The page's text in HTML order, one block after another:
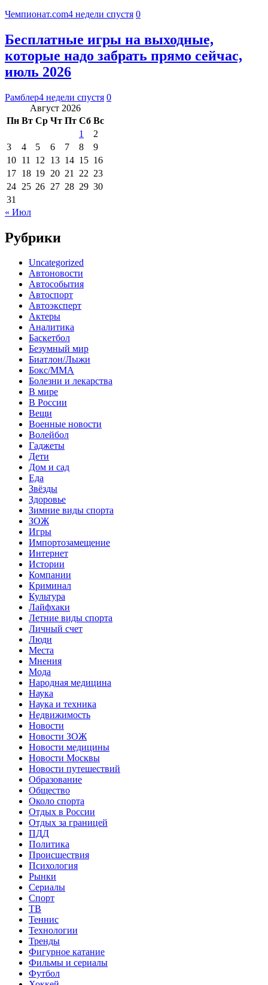
Чемпионат.com4 недели спустя 0
Бесплатные игры на выходные,
которые надо забрать прямо сейчас,
июль 2026
Рамблер4 недели спустя 0
Август 2026
Пн Вт Ср Чт Пт Сб Вс
1
2
3
4 5 6 7 8
9
10 11 12 13 14 15 16
17 18 19 20 21 22 23
24 25 26 27 28 29 30
31
« Июл
Рубрики
Uncategorized
Автоновости
Автособытия
Автоспорт
Автоэксперт
Актеры
Аналитика
Баскетбол
Безумный мир
Биатлон/Лыжи
Бокс/MMA
Болезни и лекарства
В мире
В России
Вещи
Военные новости
Волейбол
Гаджеты
Дети
Дом и сад
Еда
Звёзды
Здоровье
Зимние виды спорта
ЗОЖ
Игры
Импортозамещение
Интернет
Истории
Компании
Криминал
Культура
Лайфхаки
Летние виды спорта
Личный счет
Люди
Места
Мнения
Мода
Народная медицина
Наука
Наука и техника
Недвижимость
Новости
Новости ЗОЖ
Новости медицины
Новости Москвы
Новости путешествий
Образование
Общество
Около спорта
Отдых в России
Отдых за границей
ПДД
Политика
Происшествия
Психология
Рынки
Сериалы
Спорт
ТВ
Теннис
Технологии
Тренды
Фигурное катание
Фильмы и сериалы
Футбол